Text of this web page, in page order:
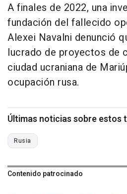
A finales de 2022, una
fundación del fallecido
Alexei Navalni denunció
lucrado de proyectos de
ciudad ucraniana de
ocupación rusa.
Últimas noticias sobre estos
Rusia
Contenido patrocinado